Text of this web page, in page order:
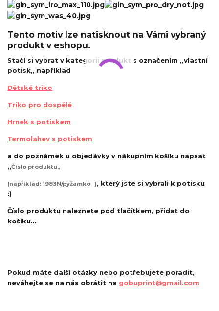
Tento motiv lze natisknout na Vámi vybraný
produkt v eshopu.
Stačí si vybrat v kategorii produkt s označením ,,vlastní
potisk,, například
Dětské triko
Triko pro dospělé
Hrnek s potiskem
Termolahev s potiskem
a do poznámek u objedávky v nákupním košíku napsat
,,Číslo produktu,,
(například: 1983N/pyžamko ), který jste si vybrali k potisku
:)
Číslo produktu naleznete pod tlačítkem, přidat do
košíku...
Pokud máte další otázky nebo potřebujete poradit,
neváhejte se na nás obrátit na gobuprint@gmail.com